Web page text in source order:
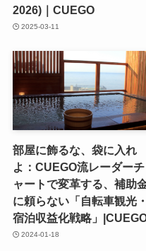
2026)｜CUEGO
2025-03-11
部屋に飾るな、袋に入れ
よ：CUEGO流レーダーチ
ャートで変革する、補助
に頼らない「自転車観光・
宿泊収益化戦略」
2024-01-18